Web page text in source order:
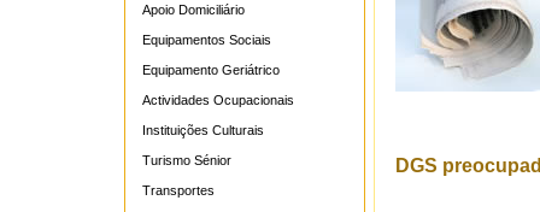
Apoio Domiciliário
Equipamentos Sociais
Equipamento Geriátrico
Actividades Ocupacionais
Instituições Culturais
Turismo Sénior
Transportes
DGS